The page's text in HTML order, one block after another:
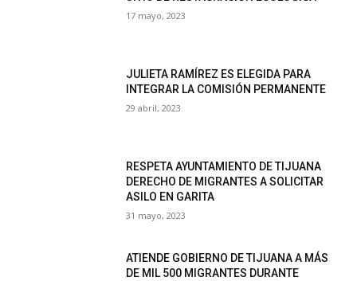
17 mayo, 2023
JULIETA RAMÍREZ ES ELEGIDA PARA
INTEGRAR LA COMISIÓN PERMANENTE
29 abril, 2023
RESPETA AYUNTAMIENTO DE TIJUANA
DERECHO DE MIGRANTES A SOLICITAR
ASILO EN GARITA
31 mayo, 2023
ATIENDE GOBIERNO DE TIJUANA A MÁS
DE MIL 500 MIGRANTES DURANTE